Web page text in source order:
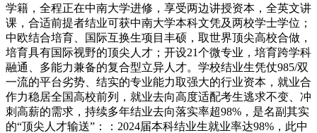
学籍，全程正在中南大学进修，享受两边讲授资本，全英文讲
课，合适前提者结业可获中南大学本科文凭及两校学士学位；
中欧结合培育、国际互换生项目丰硕，取世界顶尖高校合做，
培育具有国际视野的顶尖人才；开设21个微专业，培育跨学科
融通、多能力兼备的复合型立异人才。学校结业生凭仗985/双
一流的平台劣势、结实的专业能力取强大的行业资本，就业合
作力稳居全国高校前列，就业去向高度适配考生逃求不变、冲
刺高薪的需求，持续多年结业去向落实率超98%，是名副其实
的“顶尖人才输送”：：2024届本科结业生就业率达98%，此中